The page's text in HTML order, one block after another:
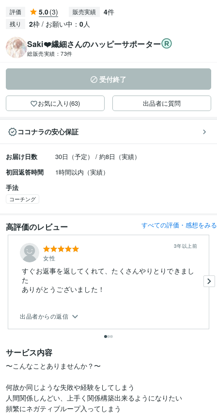
評価 5.0(3) 販売実績 4件
残り 2枠 / お願い中： 0人
Saki❤️繊細さんのハッピーサポーター
総販売実績： 73件
受付終了
お気に入り(63) 出品者に質問
ココナラの安心保証
お届け日数
30日（予定） / 約8日（実績）
初回返答時間
1時間以内（実績）
手法
コーチング
高評価のレビュー すべての評価・感想をみる
女性
3年以上前
すぐお返事を返してくれて、たくさんやりとりできまし
た
ありがとうございました！
出品者からの返信
サービス内容
〜こんなことありませんか？〜
何故か同じような失敗や経験をしてしまう
人間関係しんどい、上手く関係構築出来るようになりたい
頻繁にネガティブループ入ってしまう